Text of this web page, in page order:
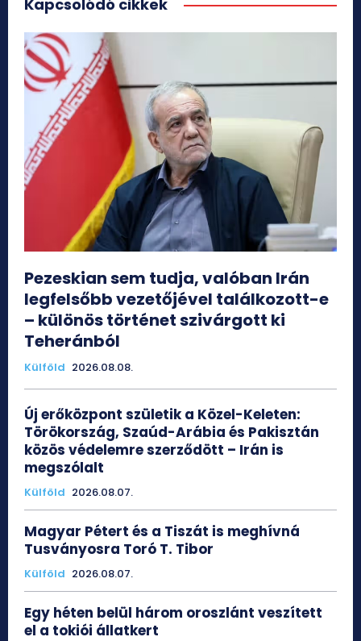
Kapcsolódó cikkek
Pezeskian sem tudja, valóban Irán
legfelsőbb vezetőjével találkozott-e
– különös történet szivárgott ki
Teheránból
Külföld 2026.08.08.
Új erőközpont születik a Közel-Keleten:
Törökország, Szaúd-Arábia és Pakisztán
közös védelemre szerződött – Irán is
megszólalt
Külföld 2026.08.07.
Magyar Pétert és a Tiszát is meghívná
Tusványosra Toró T. Tibor
Külföld 2026.08.07.
Egy héten belül három oroszlánt veszített
el a tokiói állatkert